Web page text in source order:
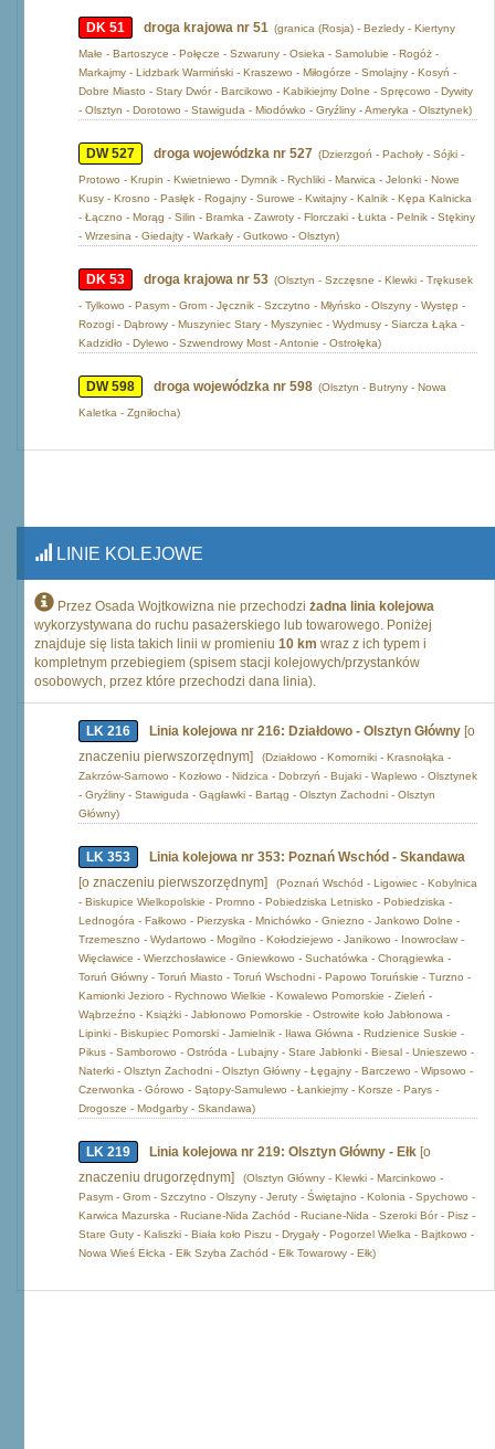
DK 51 droga krajowa nr 51 (granica (Rosja) - Bezledy - Kiertyny
Małe - Bartoszyce - Połęcze - Szwaruny - Osieka - Samolubie - Rogóż -
Markajmy - Lidzbark Warmiński - Kraszewo - Miłogórze - Smolajny - Kosyń -
Dobre Miasto - Stary Dwór - Barcikowo - Kabikiejmy Dolne - Spręcowo - Dywity
- Olsztyn - Dorotowo - Stawiguda - Miodówko - Gryźliny - Ameryka - Olsztynek)
DW 527 droga wojewódzka nr 527 (Dzierzgoń - Pachoły - Sójki -
Protowo - Krupin - Kwietniewo - Dymnik - Rychliki - Marwica - Jelonki - Nowe
Kusy - Krosno - Pasłęk - Rogajny - Surowe - Kwitajny - Kalnik - Kępa Kalnicka
- Łączno - Morąg - Silin - Bramka - Zawroty - Florczaki - Łukta - Pelnik - Stękiny
- Wrzesina - Giedajty - Warkały - Gutkowo - Olsztyn)
DK 53 droga krajowa nr 53 (Olsztyn - Szczęsne - Klewki - Trękusek
- Tylkowo - Pasym - Grom - Jęcznik - Szczytno - Młyńsko - Olszyny - Występ -
Rozogi - Dąbrowy - Muszyniec Stary - Myszyniec - Wydmusy - Siarcza Łąka -
Kadzidło - Dylewo - Szwendrowy Most - Antonie - Ostrołęka)
DW 598 droga wojewódzka nr 598 (Olsztyn - Butryny - Nowa
Kaletka - Zgniłocha)
LINIE KOLEJOWE
Przez Osada Wojtkowizna nie przechodzi żadna linia kolejowa
wykorzystywana do ruchu pasażerskiego lub towarowego. Poniżej
znajduje się lista takich linii w promieniu 10 km wraz z ich typem i
kompletnym przebiegiem (spisem stacji kolejowych/przystanków
osobowych, przez które przechodzi dana linia).
LK 216 Linia kolejowa nr 216: Działdowo - Olsztyn Główny [o
znaczeniu pierwszorzędnym]
(Działdowo - Komorniki - Krasnołąka -
Zakrzów-Sarnowo - Kozłowo - Nidzica - Dobrzyń - Bujaki - Waplewo - Olsztynek
- Gryźliny - Stawiguda - Gągławki - Bartąg - Olsztyn Zachodni - Olsztyn
Główny)
LK 353
Linia kolejowa nr 353: Poznań Wschód - Skandawa
[o znaczeniu pierwszorzędnym]
(Poznań Wschód - Ligowiec - Kobylnica
- Biskupice Wielkopolskie - Promno - Pobiedziska Letnisko - Pobiedziska -
Lednogóra - Fałkowo - Pierzyska - Mnichówko - Gniezno - Jankowo Dolne -
Trzemeszno - Wydartowo - Mogilno - Kołodziejewo - Janikowo - Inowrocław -
Więcławice - Wierzchosławice - Gniewkowo - Suchatówka - Chorągiewka -
Toruń Główny - Toruń Miasto - Toruń Wschodni - Papowo Toruńskie - Turzno -
Kamionki Jezioro - Rychnowo Wielkie - Kowalewo Pomorskie - Zieleń -
Wąbrzeźno - Książki - Jabłonowo Pomorskie - Ostrowite koło Jabłonowa -
Lipinki - Biskupiec Pomorski - Jamielnik - Iława Główna - Rudzienice Suskie -
Pikus - Samborowo - Ostróda - Lubajny - Stare Jabłonki - Biesal - Unieszewo -
Naterki - Olsztyn Zachodni - Olsztyn Główny - Łęgajny - Barczewo - Wipsowo -
Czerwonka - Górowo - Sątopy-Samulewo - Łankiejmy - Korsze - Parys -
Drogosze - Modgarby - Skandawa)
LK 219 Linia kolejowa nr 219: Olsztyn Główny - Ełk [o
znaczeniu drugorzędnym]
(Olsztyn Główny - Klewki - Marcinkowo -
Pasym - Grom - Szczytno - Olszyny - Jeruty - Świętajno - Kolonia - Spychowo -
Karwica Mazurska - Ruciane-Nida Zachód - Ruciane-Nida - Szeroki Bór - Pisz -
Stare Guty - Kaliszki - Biała koło Piszu - Drygały - Pogorzel Wielka - Bajtkowo -
Nowa Wieś Ełcka - Ełk Szyba Zachód - Ełk Towarowy - Ełk)